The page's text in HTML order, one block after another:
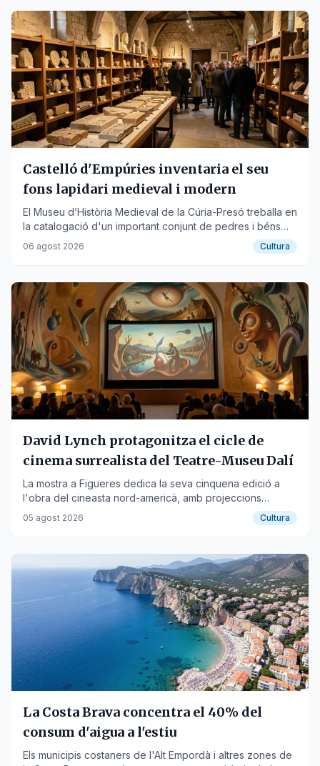
Castelló d'Empúries inventaria el seu
fons lapidari medieval i modern
El Museu d’Història Medieval de la Cúria-Presó treballa en
la catalogació d'un important conjunt de pedres i béns
mobles d'època medieval i moderna.
06 agost 2026 Cultura
David Lynch protagonitza el cicle de
cinema surrealista del Teatre-Museu Dalí
La mostra a Figueres dedica la seva cinquena edició a
l'obra del cineasta nord-americà, amb projeccions
gratuïtes a la plaça Gala-Dalí.
05 agost 2026 Cultura
La Costa Brava concentra el 40% del
consum d'aigua a l'estiu
Els municipis costaners de l'Alt Empordà i altres zones de